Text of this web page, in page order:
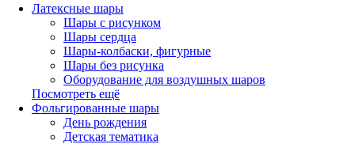
Латексные шары
Шары с рисунком
Шары сердца
Шары-колбаски, фигурные
Шары без рисунка
Оборудование для воздушных шаров
Посмотреть ещё
Фольгированные шары
День рождения
Детская тематика